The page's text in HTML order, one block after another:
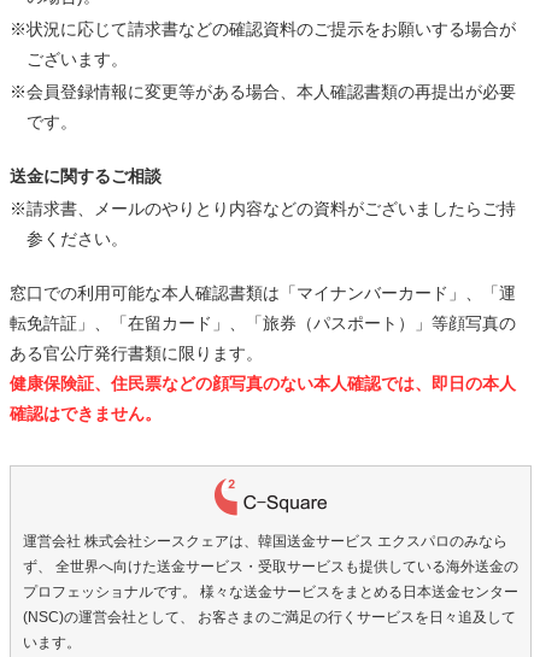
※状況に応じて請求書などの確認資料のご提示をお願いする場合が
ございます。
※会員登録情報に変更等がある場合、本人確認書類の再提出が必要
です。
送金に関するご相談
※請求書、メールのやりとり内容などの資料がございましたらご持
参ください。
窓口での利用可能な本人確認書類は「マイナンバーカード」、「運
転免許証」、「在留カード」、「旅券（パスポート）」等顔写真の
ある官公庁発行書類に限ります。
健康保険証、住民票などの顔写真のない本人確認では、即日の本人
確認はできません。
運営会社 株式会社シースクェアは、韓国送金サービス エクスパロのみなら
ず、 全世界へ向けた送金サービス・受取サービスも提供している海外送金の
プロフェッショナルです。 様々な送金サービスをまとめる日本送金センター
(NSC)の運営会社として、 お客さまのご満足の行くサービスを日々追及して
います。